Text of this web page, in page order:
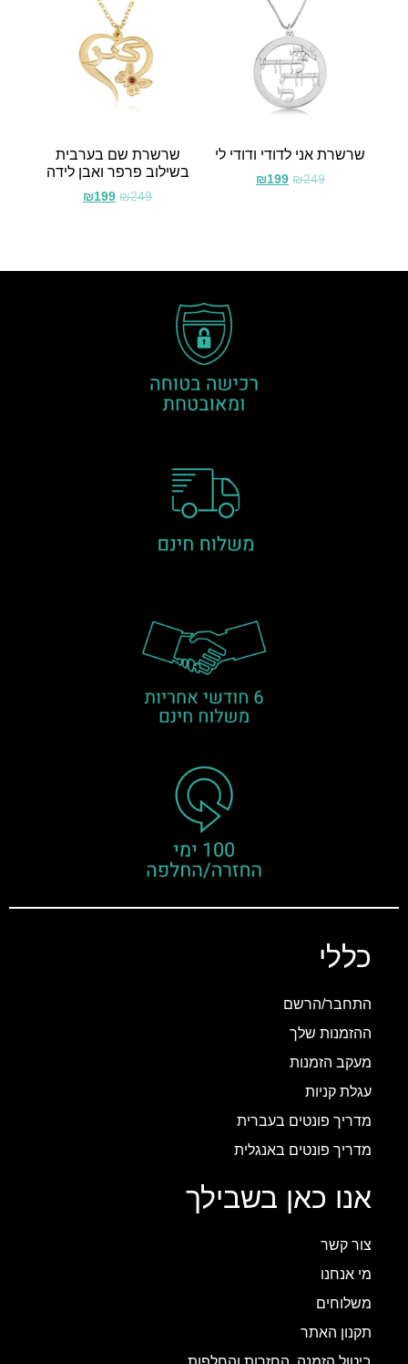
שרשרת אני לדודי ודודי לי
₪249
₪199
שרשרת שם בערבית
בשילוב פרפר ואבן לידה
₪249
₪199
כללי
התחבר/הרשם
ההזמנות שלך
מעקב הזמנות
עגלת קניות
מדריך פונטים בעברית
מדריך פונטים באנגלית
אנו כאן בשבילך
צור קשר
מי אנחנו
משלוחים
תקנון האתר